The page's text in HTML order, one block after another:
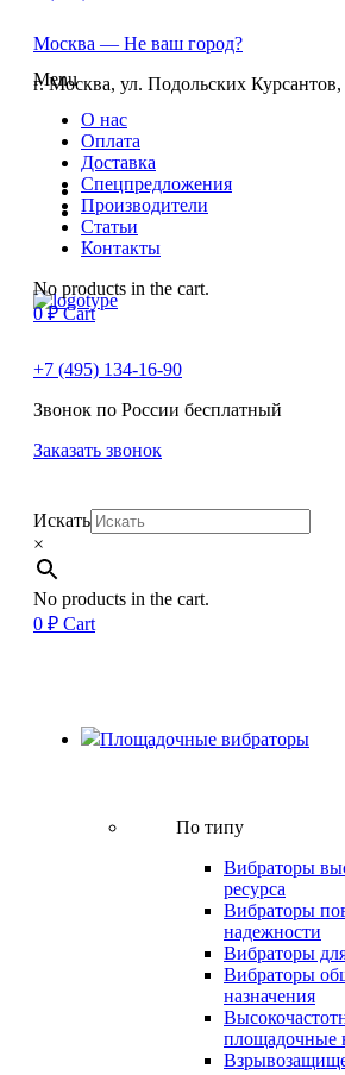
Menu
О нас
Оплата
Доставка
Спецпредложения
Производители
Статьи
Контакты
No products in the cart.
0₽ Cart
Москва — Не ваш город?
г. Москва, ул. Подольских Курсантов,
+7 (495) 134-16-90
Звонок по России бесплатный
Заказать звонок
Искать
×
No products in the cart.
0 ₽ Cart
Площадочные вибраторы
По типу
Вибраторы
ресурса
Вибраторы
надежности
Вибраторы
Вибраторы
назначения
площадочные